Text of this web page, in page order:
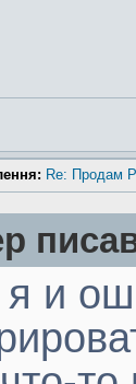
Re: Продам
и